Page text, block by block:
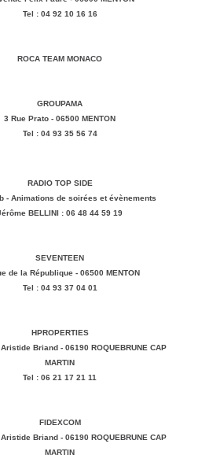
Tel : 04 92 10 16 16
ROCA TEAM MONACO
GROUPAMA
3 Rue Prato - 06500 MENTON
Tel : 04 93 35 56 74
RADIO TOP SIDE
- Animations de soirées et évènements
BELLINI : 06 48 44 59 19
SEVENTEEN
de la République - 06500 MENTON
Tel : 04 93 37 04 01
HPROPERTIES
Briand - 06190 ROQUEBRUNE CAP
MARTIN
Tel : 06 21 17 21 11
FIDEXCOM
Briand - 06190 ROQUEBRUNE CAP
MARTIN